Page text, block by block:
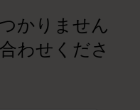
かりません
わせくださ